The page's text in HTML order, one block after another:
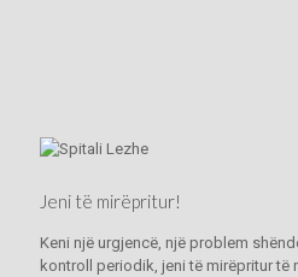
Jeni të mirëpritur!
Keni një urgjencë, një problem
kontroll periodik, jeni të mirëpritur të